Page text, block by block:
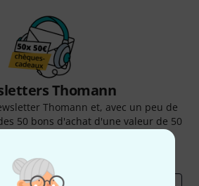
Thomann
Thomann et, avec un peu de
50 bons d'achat d'une valeur de 50
Deals